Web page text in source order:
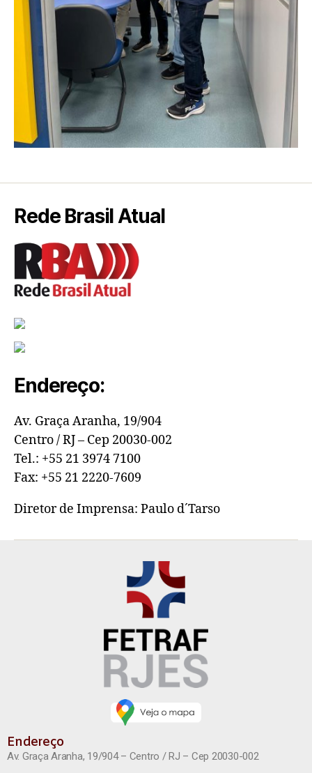
Rede Brasil Atual
Endereço:
Av. Graça Aranha, 19/904
Centro / RJ – Cep 20030-002
Tel.: +55 21 3974 7100
Fax: +55 21 2220-7609
Diretor de Imprensa: Paulo d´Tarso
Endereço
Av. Graça Aranha, 19/904 – Centro / RJ – Cep 20030-002